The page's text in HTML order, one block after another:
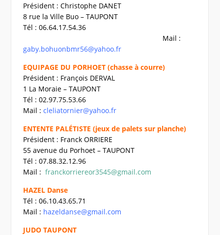
Président : Christophe DANET
8 rue la Ville Buo – TAUPONT
Tél : 06.64.17.54.36
Mail :
gaby.bohuonbmr56@yahoo.fr
EQUIPAGE DU PORHOET (chasse à courre)
Président : François DERVAL
1 La Moraie – TAUPONT
Tél : 02.97.75.53.66
Mail : cleliatornier@yahoo.fr
ENTENTE PALÉTISTE (jeux de palets sur planche)
Président : Franck ORRIERE
55 avenue du Porhoet – TAUPONT
Tél : 07.88.32.12.96
Mail : franckorriereor3545@gmail.com
HAZEL Danse
Tél : 06.10.43.65.71
Mail : hazeldanse@gmail.com
JUDO TAUPONT